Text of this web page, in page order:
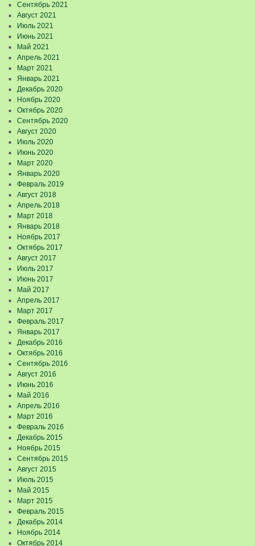
Сентябрь 2021
Август 2021
Июль 2021
Июнь 2021
Май 2021
Апрель 2021
Март 2021
Январь 2021
Декабрь 2020
Ноябрь 2020
Октябрь 2020
Сентябрь 2020
Август 2020
Июль 2020
Июнь 2020
Март 2020
Январь 2020
Февраль 2019
Август 2018
Апрель 2018
Март 2018
Январь 2018
Ноябрь 2017
Октябрь 2017
Август 2017
Июль 2017
Июнь 2017
Май 2017
Апрель 2017
Март 2017
Февраль 2017
Январь 2017
Декабрь 2016
Октябрь 2016
Сентябрь 2016
Август 2016
Июнь 2016
Май 2016
Апрель 2016
Март 2016
Февраль 2016
Декабрь 2015
Ноябрь 2015
Сентябрь 2015
Август 2015
Июль 2015
Май 2015
Март 2015
Февраль 2015
Декабрь 2014
Ноябрь 2014
Октябрь 2014